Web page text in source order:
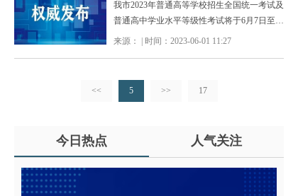
我市2023年普通高等学校招生全国统一考试及
普通高中学业水平等级性考试将于6月7日至10
日进行。为确保每名考生顺利参加考试，现将
来源： | 时间：2023-06-01 11:27
<< 5 >> 17
今日热点 人气关注